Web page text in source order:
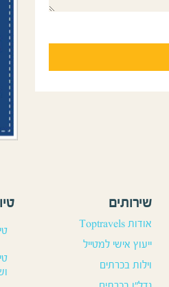
שירותים
אודות Toptravels
ייעוץ אישי למטייל
וילות בכרתים